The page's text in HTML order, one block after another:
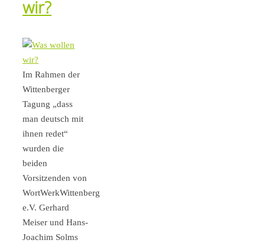
wir?
Im Rahmen der
Wittenberger
Tagung „dass
man deutsch mit
ihnen redet“
wurden die
beiden
Vorsitzenden von
WortWerkWittenberg
e.V. Gerhard
Meiser und Hans-
Joachim Solms